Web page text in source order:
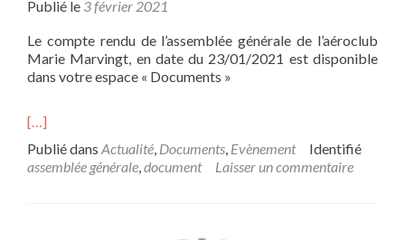
Publié le 3 février 2021
Le compte rendu de l’assemblée générale de l’aéroclub
Marie Marvingt, en date du 23/01/2021 est disponible
dans votre espace « Documents »
[…]
Publié dans Actualité, Documents, Evènement
Identifié
assemblée générale,document Laisser un commentaire